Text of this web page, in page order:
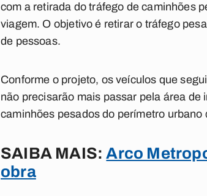
com a retirada do tráfego de caminhões
viagem. O objetivo é retirar o tráfego
de pessoas.
Conforme o projeto, os veículos que
não precisarão mais passar pela área
caminhões pesados do perímetro
SAIBA MAIS:Arco
obra